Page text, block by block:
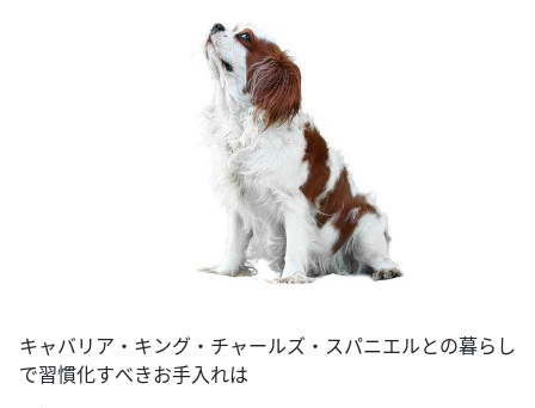
キャバリア・キング・チャールズ・スパニエルとの暮らし
で習慣化すべきお手入れは